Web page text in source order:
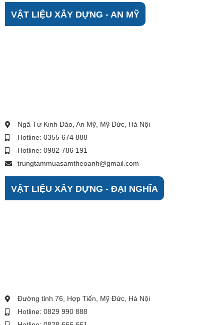
VẬT LIỆU XÂY DỰNG - AN MỸ
Ngã Tư Kinh Đào, An Mỹ, Mỹ Đức, Hà Nội
Hotline: 0355 674 888
Hotline: 0982 786 191
trungtammuasamtheoanh@gmail.com
VẬT LIỆU XÂY DỰNG - ĐẠI NGHĨA
Đường tỉnh 76, Hợp Tiến, Mỹ Đức, Hà Nội
Hotline: 0829 990 888